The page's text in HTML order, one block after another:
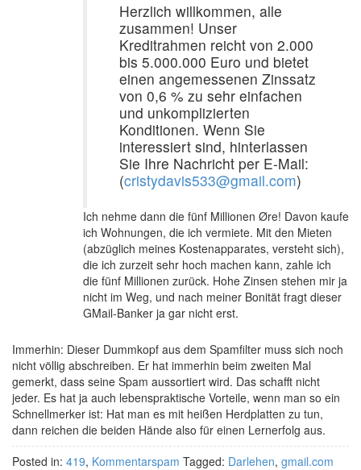
Herzlich willkommen, alle
zusammen! Unser
Kreditrahmen reicht von 2.000
bis 5.000.000 Euro und bietet
einen angemessenen Zinssatz
von 0,6 % zu sehr einfachen
und unkomplizierten
Konditionen. Wenn Sie
interessiert sind, hinterlassen
Sie Ihre Nachricht per E-Mail:
(cristydavis533@gmail.com)
Ich nehme dann die fünf Millionen Øre! Davon kaufe
ich Wohnungen, die ich vermiete. Mit den Mieten
(abzüglich meines Kostenapparates, versteht sich),
die ich zurzeit sehr hoch machen kann, zahle ich
die fünf Millionen zurück. Hohe Zinsen stehen mir ja
nicht im Weg, und nach meiner Bonität fragt dieser
GMail-Banker ja gar nicht erst.
Immerhin: Dieser Dummkopf aus dem Spamfilter muss sich noch
nicht völlig abschreiben. Er hat immerhin beim zweiten Mal
gemerkt, dass seine Spam aussortiert wird. Das schafft nicht
jeder. Es hat ja auch lebenspraktische Vorteile, wenn man so ein
Schnellmerker ist: Hat man es mit heißen Herdplatten zu tun,
dann reichen die beiden Hände also für einen Lernerfolg aus.
Posted in: 419, Kommentarspam Tagged: Darlehen, gmail.com